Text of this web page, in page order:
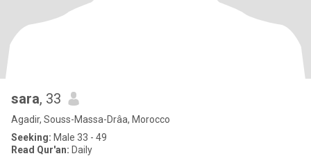
sara, 33
Agadir, Souss-Massa-Drâa, Morocco
Seeking: Male 33 - 49
Read Qur'an: Daily